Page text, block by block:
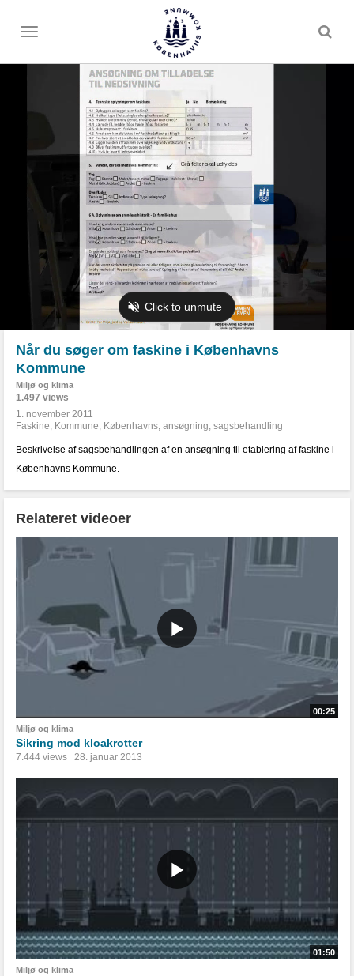
Toggle
Når du søger om faskine i Københavns
Kommune
Miljø og klima
1.497 views
1. november 2011
Faskine, Kommune, Københavns, ansøgning, sagsbehandling
Beskrivelse af sagsbehandlingen af en ansøgning til etablering af faskine i
Københavns Kommune.
Relateret videoer
00:25
Miljø og klima
Sikring mod kloakrotter
7.444 views 28. januar 2013
01:50
Miljø og klima